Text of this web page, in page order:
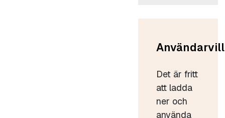
Det är fritt
att ladda
ner och
använda